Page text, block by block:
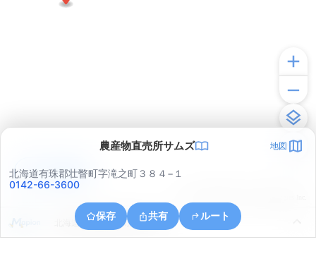
農産物直売所サムズ 地図
北海道有珠郡壮瞥町字滝之町３８４−１
0142-66-3600
保存 共有 ルート
北海道有珠郡壮瞥町字滝之町
アプリで見る